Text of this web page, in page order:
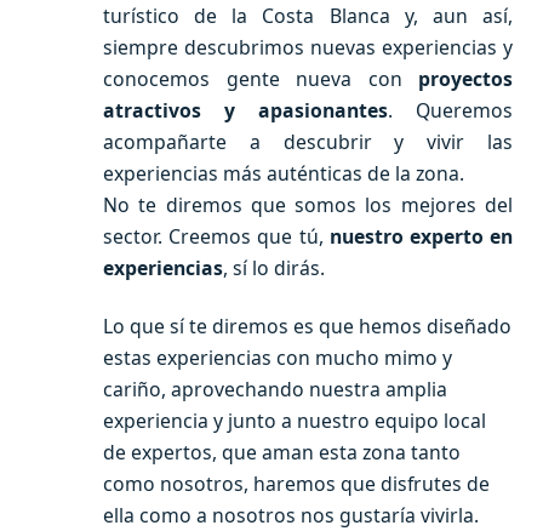
turístico de la Costa Blanca y, aun así,
siempre descubrimos nuevas experiencias y
conocemos gente nueva con proyectos
atractivos y apasionantes. Queremos
acompañarte a descubrir y vivir las
experiencias más auténticas de la zona.
No te diremos que somos los mejores del
sector. Creemos que tú, nuestro experto en
experiencias, sí lo dirás.
Lo que sí te diremos es que hemos diseñado
estas experiencias con mucho mimo y
cariño, aprovechando nuestra amplia
experiencia y junto a nuestro equipo local
de expertos, que aman esta zona tanto
como nosotros, haremos que disfrutes de
ella como a nosotros nos gustaría vivirla.